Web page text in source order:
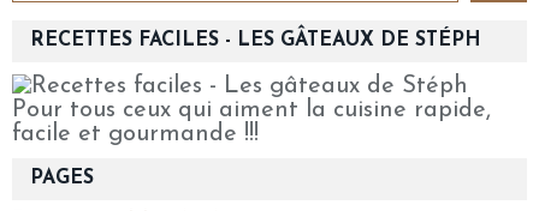
RECETTES FACILES - LES GÂTEAUX DE STÉPH
Pour tous ceux qui aiment la cuisine rapide,
facile et gourmande !!!
PAGES